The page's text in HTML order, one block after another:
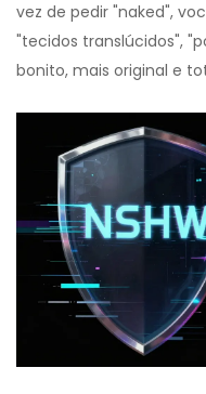
vez de pedir "naked",
"tecidos translúcidos",
bonito, mais original e